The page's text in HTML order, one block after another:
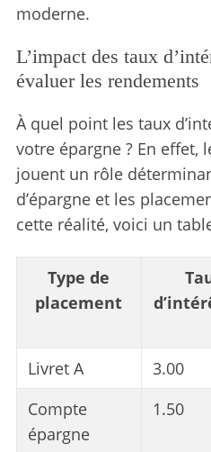
moderne.
L’impact des taux
évaluer les rendements
À quel point les taux
votre épargne ? En effet,
jouent un rôle
d’épargne et les
cette réalité, voici un
Type de
placement
Livret A
3.00
Compte
épargne
1.50